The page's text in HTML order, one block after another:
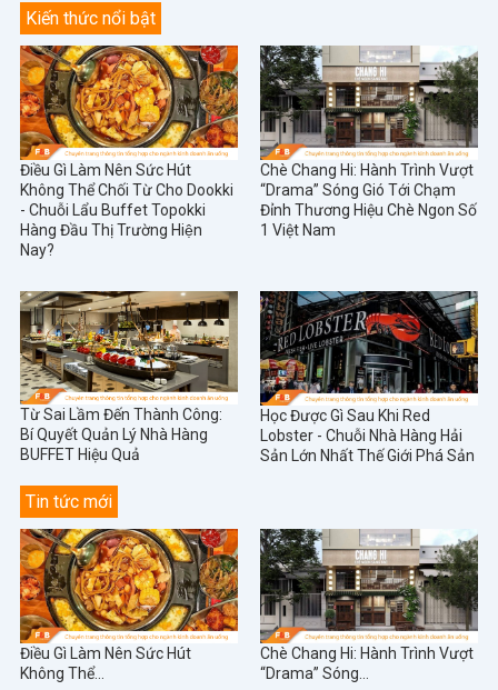
Kiến thức nổi bật
Điều Gì Làm Nên Sức Hút
Không Thể Chối Từ Cho Dookki
- Chuỗi Lẩu Buffet Topokki
Hàng Đầu Thị Trường Hiện
Nay?
Chè Chang Hi: Hành Trình Vượt
“Drama” Sóng Gió Tới Chạm
Đỉnh Thương Hiệu Chè Ngon Số
1 Việt Nam
Từ Sai Lầm Đến Thành Công:
Bí Quyết Quản Lý Nhà Hàng
BUFFET Hiệu Quả
Học Được Gì Sau Khi Red
Lobster - Chuỗi Nhà Hàng Hải
Sản Lớn Nhất Thế Giới Phá Sản
Tin tức mới
Điều Gì Làm Nên Sức Hút
Không Thể...
Chè Chang Hi: Hành Trình Vượt
“Drama” Sóng...